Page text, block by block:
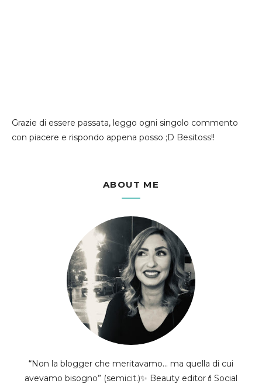
Grazie di essere passata, leggo ogni singolo commento
con piacere e rispondo appena posso ;D Besitoss!!
ABOUT ME
“Non la blogger che meritavamo... ma quella di cui
avevamo bisogno” (semicit.)✨ Beauty editor💄Social